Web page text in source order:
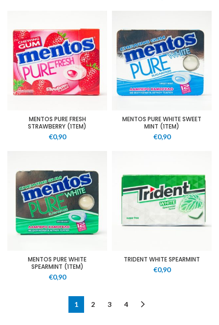
MENTOS PURE FRESH
STRAWBERRY (1TEM)
€0,90
MENTOS PURE WHITE SWEET
MINT (1TEM)
€0,90
MENTOS PURE WHITE
SPEARMINT (1TEM)
€0,90
TRIDENT WHITE SPEARMINT
€0,90
1 2 3 4